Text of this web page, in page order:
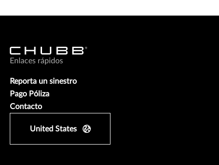
Enlaces rápidos
Reporta un sinestro
Pago Póliza
Contacto
United States